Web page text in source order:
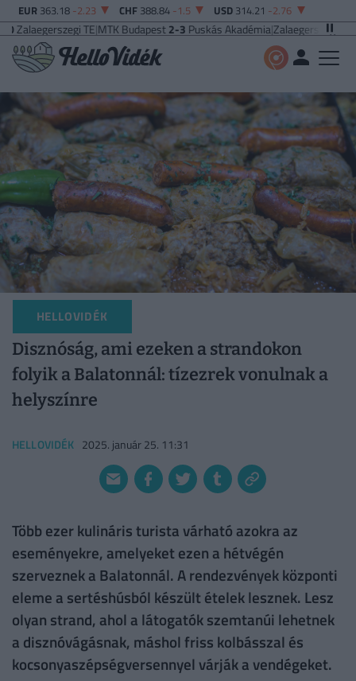
EUR 363.18 -2.23 CHF 388.84 -1.5 USD 314.21 -2.76
TE|MTK Budapest2-3Puskás Akadémia|Zalaegerszegi TE5-2Paksi FC
HELLOVIDÉK
Disznóság, ami ezeken a strandokon
folyik a Balatonnál: tízezrek vonulnak a
helyszínre
HELLOVIDÉK 2025. január 25. 11:31
Több ezer kulináris turista várható azokra az
eseményekre, amelyeket ezen a hétvégén
szerveznek a Balatonnál. A rendezvények központi
eleme a sertéshúsból készült ételek lesznek. Lesz
olyan strand, ahol a látogatók szemtanúi lehetnek
a disznóvágásnak, máshol friss kolbásszal és
kocsonyaszépségversennyel várják a vendégeket.